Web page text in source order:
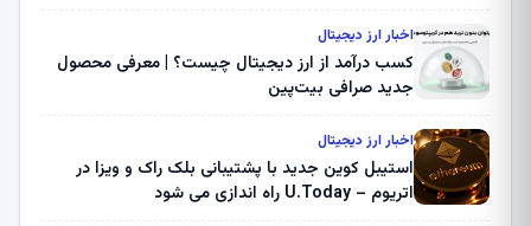
اخبار ارز دیجیتال
کسب درآمد از ارز دیجیتال چیست؟ | معرفی محصول
جدید صرافی بیت‌پین
اخبار ارز دیجیتال
استیبل کوین جدید با پشتیبانی بلک راک و ویزا در
اتریوم – U.Today راه اندازی می شود